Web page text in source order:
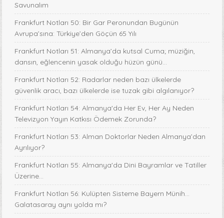
Savunalım
Frankfurt Notları 50: Bir Gar Peronundan Bugünün
Avrupa’sına: Türkiye’den Göçün 65 Yılı
Frankfurt Notları 51: Almanya’da kutsal Cuma; müziğin,
dansın, eğlencenin yasak olduğu hüzün günü…
Frankfurt Notları 52: Radarlar neden bazı ülkelerde
güvenlik aracı, bazı ülkelerde ise tuzak gibi algılanıyor?
Frankfurt Notları 54: Almanya'da Her Ev, Her Ay Neden
Televizyon Yayın Katkısı Ödemek Zorunda?
Frankfurt Notları 53: Alman Doktorlar Neden Almanya’dan
Ayrılıyor?
Frankfurt Notları 55: Almanya'da Dini Bayramlar ve Tatiller
Üzerine...
Frankfurt Notları 56: Kulüpten Sisteme Bayern Münih...
Galatasaray aynı yolda mı?